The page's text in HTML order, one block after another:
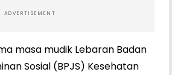
ADVERTISEMENT
masa mudik Lebaran Badan
Sosial (BPJS) Kesehatan